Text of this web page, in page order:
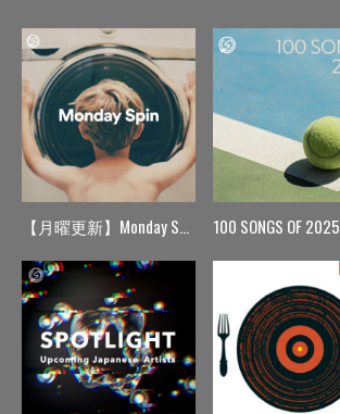
【月曜更新】Monday Spin 100 SONGS OF 2025